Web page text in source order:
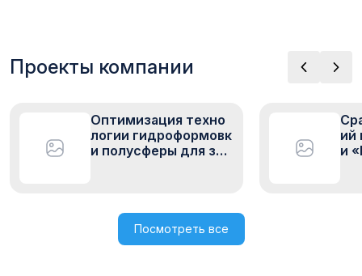
Проекты компании
Оптимизация техно
логии гидроформовк
и полусферы для зак
ий
и
Посмотреть все